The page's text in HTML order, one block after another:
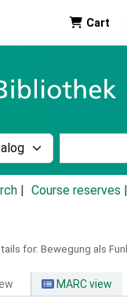
Cart
catalog by:
Course reserves
for: Bewegung als
MARC view